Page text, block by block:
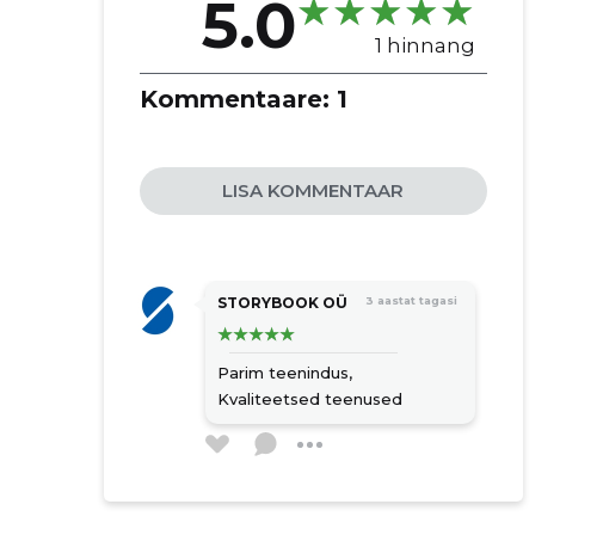
5.0 1 hinnang
Kommentaare: 1
LISA KOMMENTAAR
STORYBOOK OÜ 3 aastat tagasi
Parim teenindus,
Kvaliteetsed teenused